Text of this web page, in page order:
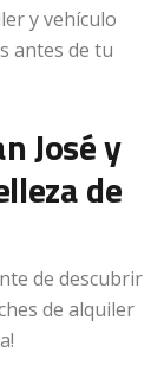
y vehículo
antes de tu
José y
de
de descubrir
de alquiler